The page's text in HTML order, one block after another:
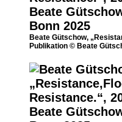
Beate Gütschow,
Publikation © Beate